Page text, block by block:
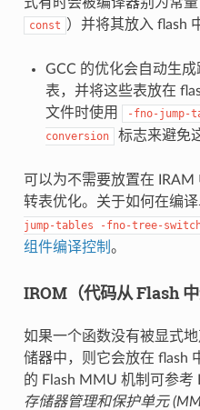
const ）并将其放入 flash
GCC 的优化会自动生
表，并将这些表放在
文件时使用
-fno-jump-
conversion
标志来避免
可以为不需要放置在
转表优化。关于如何在编
jump-tables
-fno-tree-
组件编译控制 。
IROM（代码从 Flash 中
如果一个函数没有被显式
储器中，则它会放在 flash
的 Flash MMU 机制可参考
存储器管理和保护单元